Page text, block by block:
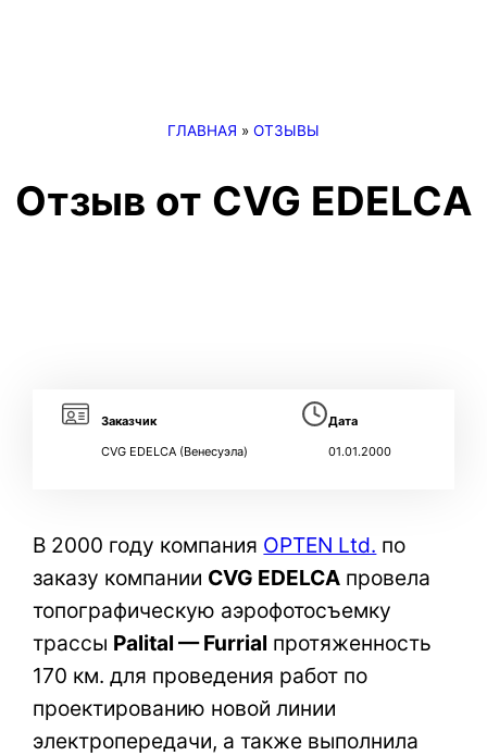
ГЛАВНАЯ » ОТЗЫВЫ
Отзыв от CVG EDELCA
Заказчик
CVG EDELCA (Венесуэла)
Дата
01.01.2000
В 2000 году компания OPTEN Ltd. по
заказу компании CVG EDELCA провела
топографическую аэрофотосъемку
трассы Palital — Furrial протяженность
170 км. для проведения работ по
проектированию новой линии
электропередачи, а также выполнила